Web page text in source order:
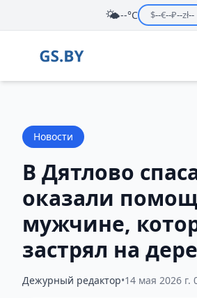
🌤️--°C $--€--₽--zł--
Новости
В Дятлово
оказали
мужчине,
застрял на
Дежурный редактор•14 мая 2026 г.